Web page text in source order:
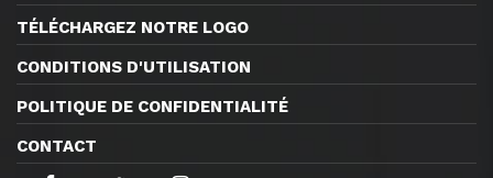
TÉLÉCHARGEZ NOTRE LOGO
CONDITIONS D'UTILISATION
POLITIQUE DE CONFIDENTIALITÉ
CONTACT